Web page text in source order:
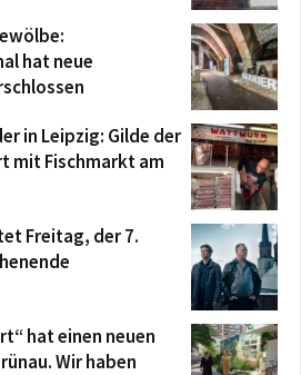
hat neue
in Leipzig: Gilde der
mit Fischmarkt am
Freitag, der 7.
hat einen neuen
Wir haben